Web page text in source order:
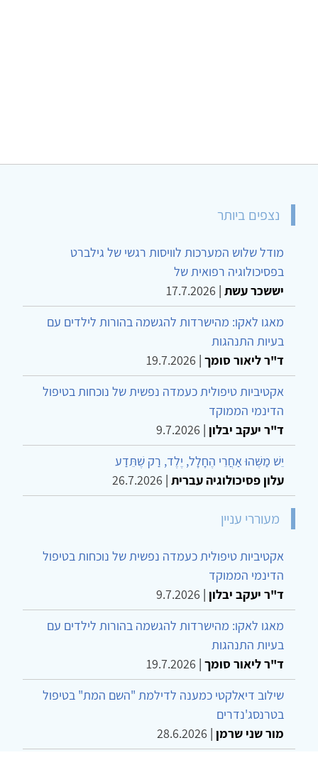
נצפים ביותר
מודל שלוש המערכות לוויסות רגשי של גילברט
בפסיכולוגיה רפואית של
יששכר עשת |
17.7.2026
מאגו לאקו: מהישרדות להגשמה בהורות לילדים עם
בעיות התנהגות
ד"ר ליאור סומך |
19.7.2026
אקטיביות טיפולית כעמדה נפשית של נוכחות בטיפול
הדינמי הממוקד
ד"ר יעקב יבלון |
9.7.2026
יֵשׁ מַשֶּׁהוּ אַחֲרֵי הֶחָלָל, יֶלֶד, רַק שֶׁתֵּדַע
עלון פסיכולוגיה עברית |
26.7.2026
מעוררי עניין
אקטיביות טיפולית כעמדה נפשית של נוכחות בטיפול
הדינמי הממוקד
ד"ר יעקב יבלון |
9.7.2026
מאגו לאקו: מהישרדות להגשמה בהורות לילדים עם
בעיות התנהגות
ד"ר ליאור סומך |
19.7.2026
שילוב דיאלקטי כמענה לדילמת "השם המת" בטיפול
בטרנסג'נדרים
מור שני שרמן |
28.6.2026